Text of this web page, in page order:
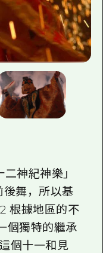
資訊
神紀神樂」
後舞，所以基
根據地區的不
個獨特的繼承
個十一和見